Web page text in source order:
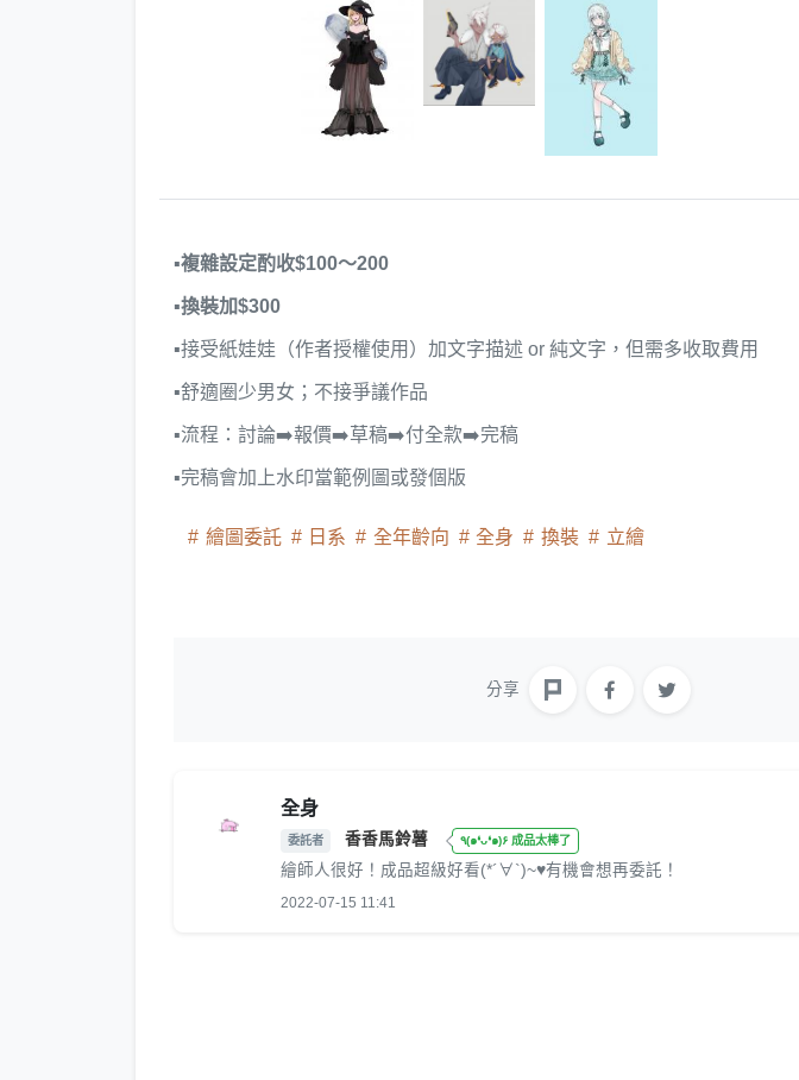
▪複雜設定酌收$100～200
▪換裝加$300
▪接受紙娃娃（作者授權使用）加文字描述 or 純文字，但需多收取費用
▪舒適圈少男女；不接爭議作品
▪流程：討論➡️報價➡️草稿➡️付全款➡️完稿
▪完稿會加上水印當範例圖或發個版
繪圖委託 日系 全年齡向 全身 換裝 立繪
分享
全身
委託者 香香馬鈴薯 ٩(๑❛ᴗ❛๑)۶ 成品太棒了
繪師人很好！成品超級好看(*´∀`)~♥有機會想再委託！
2022-07-15 11:41